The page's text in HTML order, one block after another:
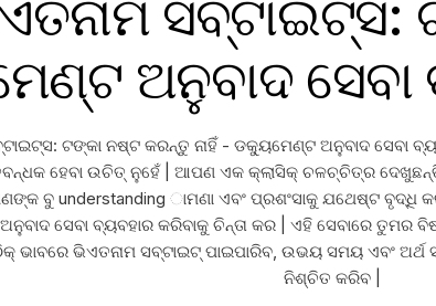
ସବ୍ଟାଇଟ୍ସ:
ଅନୁବାଦ ସେବା
ଟଙ୍କା ନଷ୍ଟ କରନ୍ତୁ ନାହିଁ - ଡକ୍ୟୁମେଣ୍ଟ ଅନୁବାଦ ସେବା
ହେବା ଉଚିତ୍ ନୁହେଁ | ଆପଣ ଏକ କ୍ଲାସିକ୍ ଚଳଚ୍ଚିତ୍ର ଦେଖୁଛନ୍ତି,
ବୁ understanding ାମଣା ଏବଂ ପ୍ରଶଂସାକୁ ଯଥେଷ୍ଟ ବୃଦ୍ଧି
ସେବା ବ୍ୟବହାର କରିବାକୁ ଚିନ୍ତା କର | ଏହି ସେବାରେ
ଭାବରେ ଭିଏତନାମ ସବ୍ଟାଇଟ୍ ପାଇପାରିବ, ଉଭୟ ସମୟ ଏବଂ
ନିଶ୍ଚିତ କରିବ |